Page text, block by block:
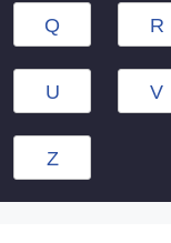
Q R
U V
Z